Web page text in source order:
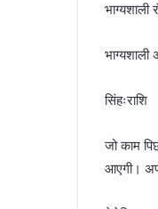
सिंहःराशि
जो काम
आएगी।